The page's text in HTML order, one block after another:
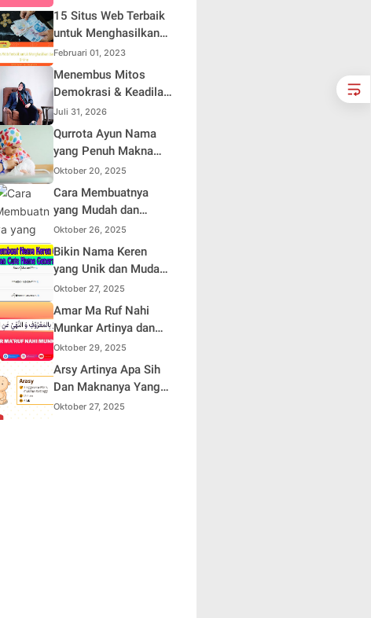
2025
15 Situs Web Terbaik
untuk Menghasilkan
Uang Online
Februari 01, 2023
Menembus Mitos
Demokrasi & Keadilan
Sosial: Adv. Fara
Fariha Rodliyana
Soroti Distorsi
Simpati Publik dan
Aksi Main Hakim
Sendiri
Juli 31, 2026
Qurrota Ayun Nama
yang Penuh Makna
dalam Kehidupan
Muslim Indonesia
Oktober 20, 2025
Cara Membuatnya
yang Mudah dan
Efisien untuk Pemula
Oktober 26, 2025
Bikin Nama Keren
yang Unik dan Mudah
Dihafal
Oktober 27, 2025
Amar Ma Ruf Nahi
Munkar Artinya dan
Maknanya dalam
Islam
Oktober 29, 2025
Arsy Artinya Apa Sih
Dan Maknanya Yang
Mendalam
Oktober 27, 2025